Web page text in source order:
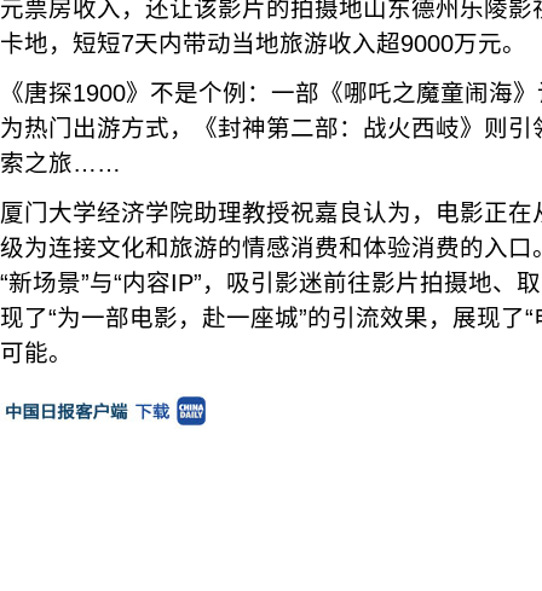
元票房收入，还让该影片的拍摄地山东德州乐陵
卡地，短短7天内带动当地旅游收入超9000万元。
《唐探1900》不是个例：一部《哪吒之魔童闹海
为热门出游方式，《封神第二部：战火西岐》则
索之旅……
厦门大学经济学院助理教授祝嘉良认为，电影正
级为连接文化和旅游的情感消费和体验消费的入
“新场景”与“内容IP”，吸引影迷前往影片拍摄地、
现了“为一部电影，赴一座城”的引流效果，展现了
可能。